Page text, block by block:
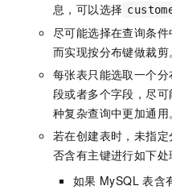
息，可以选择
尽可能选择在查询条
而实现按分布键做裁剪。
每张表只能选取一个
段或者多个字段，尽
种复杂查询中更加通用。
若在创建表时，未指
否含有主键进行如下处
如果 MySQL 表含